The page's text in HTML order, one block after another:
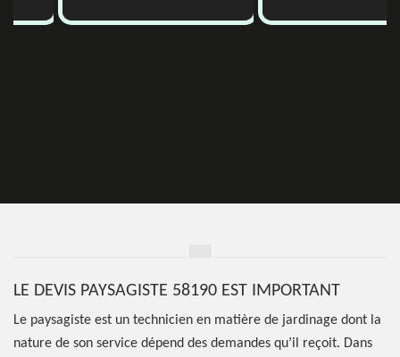
LE DEVIS PAYSAGISTE 58190 EST IMPORTANT
Le paysagiste est un technicien en matière de jardinage dont la
nature de son service dépend des demandes qu’il reçoit. Dans